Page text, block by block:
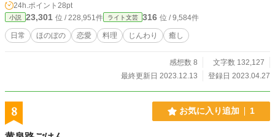
24h.ポイント 28pt
小説 23,301 位 / 228,951件 ライト文芸 316 位 / 9,584件
日常 ほのぼの 恋愛 料理 じんわり 癒し
感想数 8
文字数 132,127
最終更新日 2023.12.13
登録日 2023.04.27
8 お気に入り追加 1